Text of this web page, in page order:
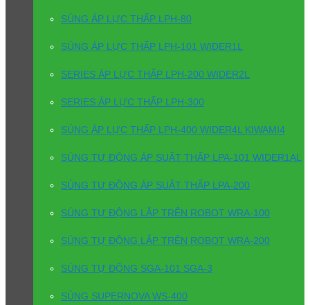
SÚNG ÁP LỰC THẤP LPH-80
SÚNG ÁP LỰC THẤP LPH-101 WIDER1L
SERIES ÁP LỰC THẤP LPH-200 WIDER2L
SERIES ÁP LỰC THẤP LPH-300
SÚNG ÁP LỰC THẤP LPH-400 WIDER4L KIWAMI4
SÚNG TỰ ĐỘNG ÁP SUẤT THẤP LPA-101 WIDER1AL
SÚNG TỰ ĐỘNG ÁP SUẤT THẤP LPA-200
SÚNG TỰ ĐỘNG LẮP TRÊN ROBOT WRA-100
SÚNG TỰ ĐỘNG LẮP TRÊN ROBOT WRA-200
SÚNG TỰ ĐỘNG SGA-101 SGA-3
SÚNG SUPERNOVA WS-400